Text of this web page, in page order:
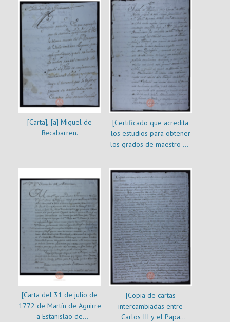
[Carta], [a] Miguel de
Recabarren.
[Certificado que acredita
los estudios para obtener
los grados de maestro de
Recabarren]
[Carta del 31 de julio de
1772 de Martín de Aguirre
a Estanislao de
[Copia de cartas
intercambiadas entre
Carlos III y el Papa